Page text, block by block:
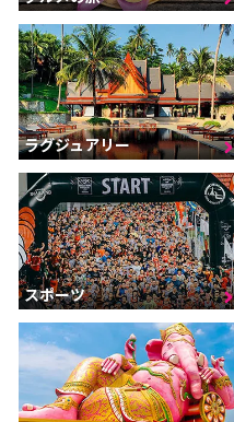
ラグジュアリー
スポーツ